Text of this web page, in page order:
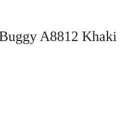
A8812 Khaki